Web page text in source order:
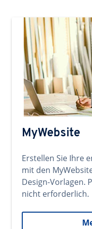
MyWebsite
Erstellen Sie Ihre
mit den
Design-Vorlagen.
nicht erforderlich.